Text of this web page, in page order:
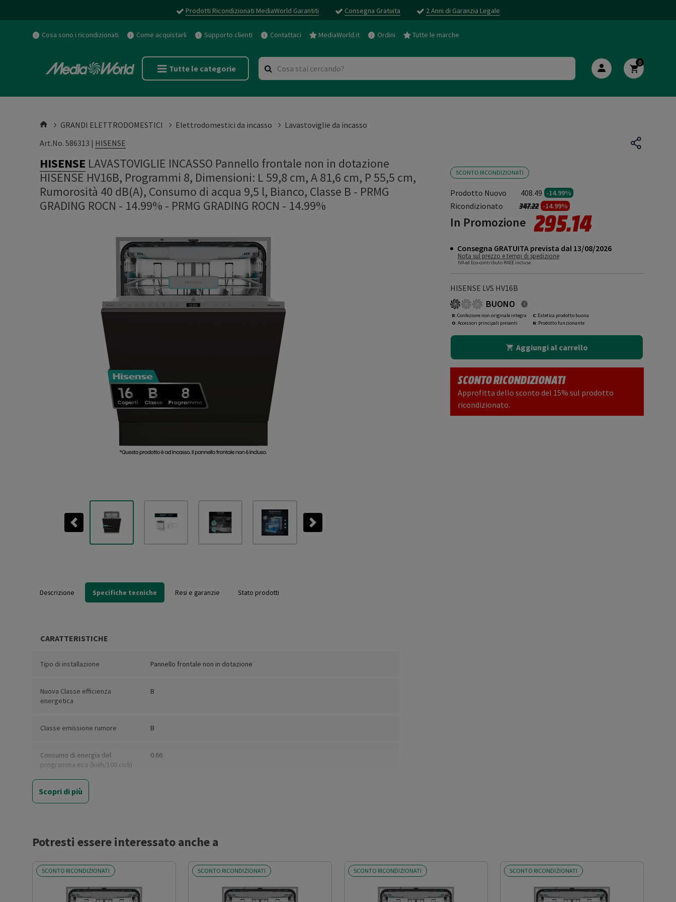
Prodotti Ricondizionati MediaWorld Garantiti Consegna Gratuita 2 Anni di Garanzia Legale
Cosa sono i ricondizionati Come acquistarli Supporto clienti Contattaci MediaWorld.it Ordini Tutte le marche
Tutte le categorie
0
GRANDI ELETTRODOMESTICI Elettrodomestici da incasso
Lavastoviglie da incasso
Art.No. 586313 | HISENSE
HISENSE LAVASTOVIGLIE INCASSO Pannello frontale non in dotazione
HISENSE HV16B, Programmi 8, Dimensioni: L 59,8 cm, A 81,6 cm, P 55,5 cm,
Rumorosità 40 dB(A), Consumo di acqua 9,5 l, Bianco, Classe B - PRMG
GRADING ROCN - 14.99% - PRMG GRADING ROCN - 14.99%
Previous Next
SCONTO RICONDIZIONATI
Prodotto Nuovo 408.49 -14.99%
Ricondizionato Prezzo ridotto da
347.22a-14.99%
In Promozione 295.14
Consegna GRATUITA prevista dal 13/08/2026
Nota sul prezzo e tempi di spedizione
IVA ed Eco-contributo RAEE incluse
HISENSE LVS HV16B
BUONO
R: Confezione non originale integra
O: Accessori principali presenti
C: Estetica prodotto buona
N: Prodotto funzionante
Aggiungi al carrello
SCONTO RICONDIZIONATI
Approfitta dello sconto del 15% sul prodotto
ricondizionato.
Descrizione Specifiche tecniche Resi e garanzie Stato prodotti
CARATTERISTICHE
Tipo di installazione Pannello frontale non in dotazione
Nuova Classe efficienza
energetica
B
Classe emissione rumore B
Consumo di energia del
programma eco (kwh/100 cicli)
0.66
Capacità nominale di coperti
standard (Eco)
Eco (litri)
Classe efficienza lavaggio
Classe efficienza asciugatura
Scopri di più
Potresti essere interessato anche a
SCONTO RICONDIZIONATI SCONTO RICONDIZIONATI SCONTO RICONDIZIONATI SCONTO RICONDIZIONATI